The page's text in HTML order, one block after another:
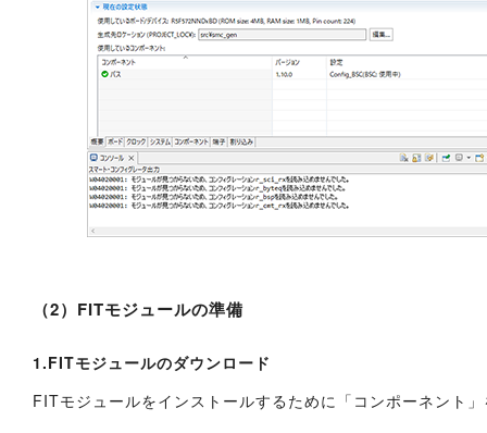
（2）FITモジュールの準備
1.FITモジュールのダウンロード
FITモジュールをインストールするために「コンポーネント